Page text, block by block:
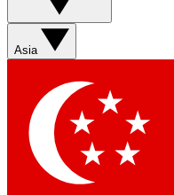
Asia